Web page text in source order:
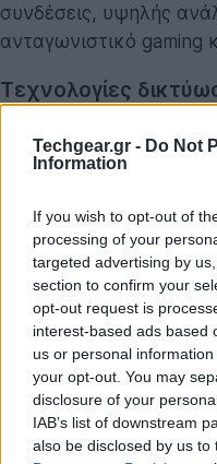
Techgear.gr - Do Not
Information
If you wish to opt-out of
processing of your
targeted advertising by
section to confirm your
opt-out request is
interest-based ads based
us or personal
your opt-out. You may
disclosure of your
IAB’s list of downstream
also be disclosed by us to
συνδέσεις, υψηλής
ανταγωνιστικό gaming
Τεχνολογίες
Η ουσιαστική διαφορά
υλοποιείται από την
Σύμφωνα με
TP-Link, η πλατφόρμα
βελτιώσεις στη
του δικτύου. Αυτό
ενίσχυση της
περιβάλλοντα με
ενεργούς χρήστες.
Επιπρόσθετα, οι
έδειξαν υψηλότερη